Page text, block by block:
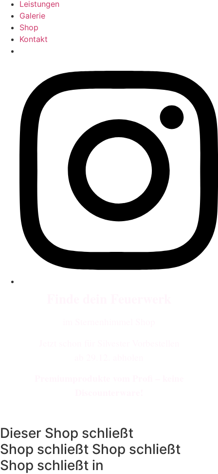
Leistungen
Galerie
Shop
Kontakt
Dieser Shop schließt
Shop schließt Shop schließt
Shop schließt in